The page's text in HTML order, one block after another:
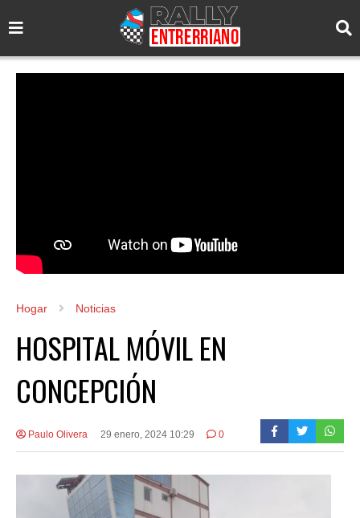
Hogar Noticias
HOSPITAL MÓVIL EN
CONCEPCIÓN
Paulo Olivera 29 enero, 2024 10:29 0